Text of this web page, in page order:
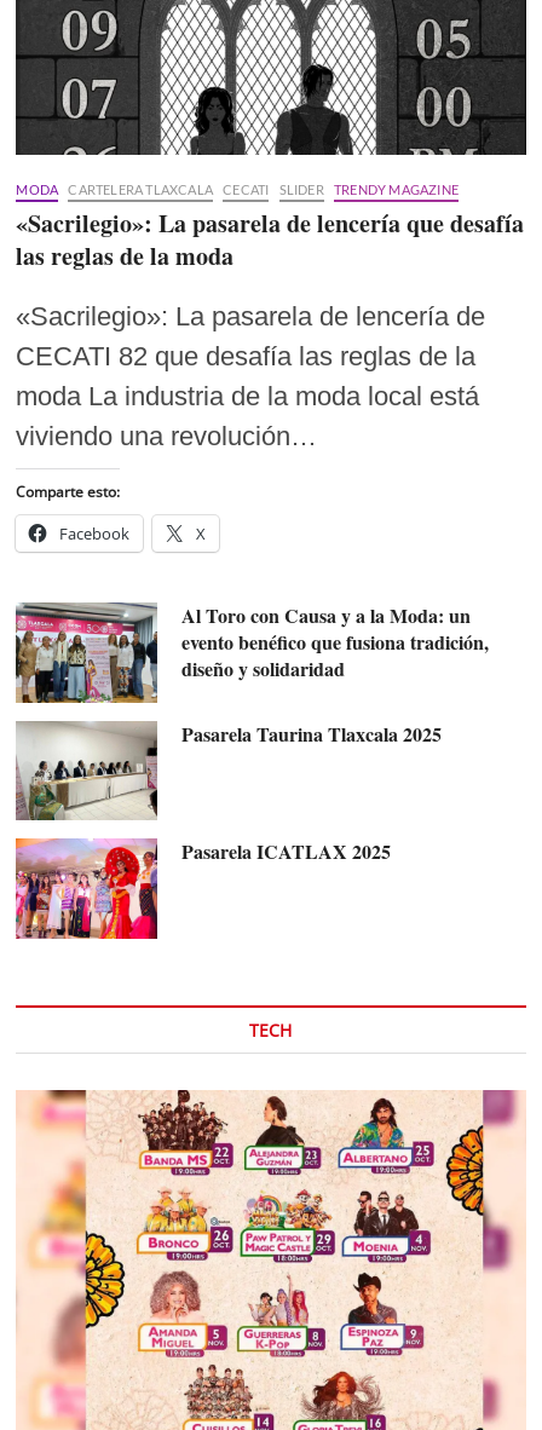
MODA CARTELERA TLAXCALA CECATI SLIDER TRENDY MAGAZINE
«Sacrilegio»: La pasarela de lencería que desafía
las reglas de la moda
«Sacrilegio»: La pasarela de lencería de
CECATI 82 que desafía las reglas de la
moda La industria de la moda local está
viviendo una revolución…
Comparte esto:
Facebook X
Al Toro con Causa y a la Moda: un
evento benéfico que fusiona tradición,
diseño y solidaridad
Pasarela Taurina Tlaxcala 2025
Pasarela ICATLAX 2025
TECH